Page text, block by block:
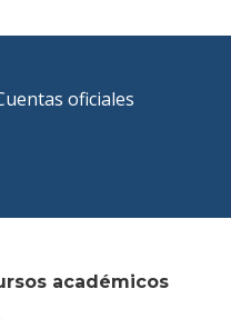
académicos
oficiales